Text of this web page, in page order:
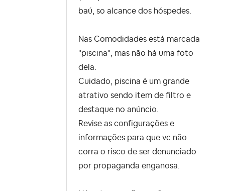
baú, so alcance dos hóspedes.
Nas Comodidades está marcada
"piscina", mas não há uma foto
dela.
Cuidado, piscina é um grande
atrativo sendo item de filtro e
destaque no anúncio.
Revise as configurações e
informações para que vc não
corra o risco de ser denunciado
por propaganda enganosa.